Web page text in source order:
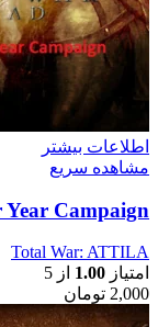
اطلاعات بیشتر
مشاهده سریع
Year Campaign
Total War: ATTILA
امتیاز 1.00 از 5
2,000 تومان